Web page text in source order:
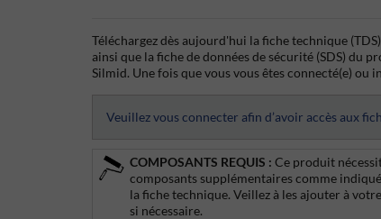
Téléchargez dès aujourd'hui la fiche technique
ainsi que la fiche de données de sécurité (SDS)
Silmid. Une fois que vous vous êtes connecté(e) ou
Veuillez vous connecter afin d’avoir accès aux
COMPOSANTS REQUIS : Ce produit
composants supplémentaires comme
la fiche technique. Veillez à les ajouter à
si nécessaire.